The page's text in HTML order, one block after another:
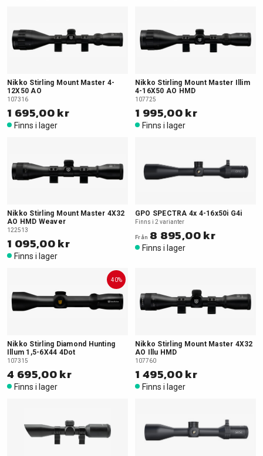
Nikko Stirling Mount Master 4-
12X50 AO
107316
1 695,00 kr
Finns i lager
Nikko Stirling Mount Master Illim
4-16X50 AO HMD
107725
1 995,00 kr
Finns i lager
Nikko Stirling Mount Master 4X32
AO HMD Weaver
122513
1 095,00 kr
Finns i lager
GPO SPECTRA 4x 4-16x50i G4i
Finns i 2 varianter
Från 8 895,00 kr
Finns i lager
40%
Nikko Stirling Diamond Hunting
Illum 1,5-6X44 4Dot
107315
4 695,00 kr
Finns i lager
Nikko Stirling Mount Master 4X32
AO Illu HMD
107760
1 495,00 kr
Finns i lager